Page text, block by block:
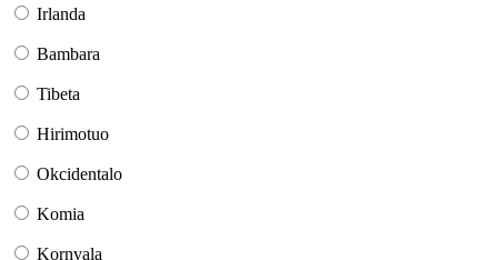
Irlanda
Bambara
Tibeta
Hirimotuo
Okcidentalo
Komia
Kornvala